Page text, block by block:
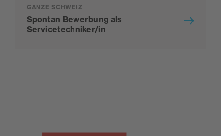
GANZE SCHWEIZ
Spontan Bewerbung als
Servicetechniker/in